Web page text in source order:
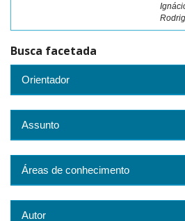
Busca facetada
Orientador
Assunto
Áreas de conhecimento
Autor